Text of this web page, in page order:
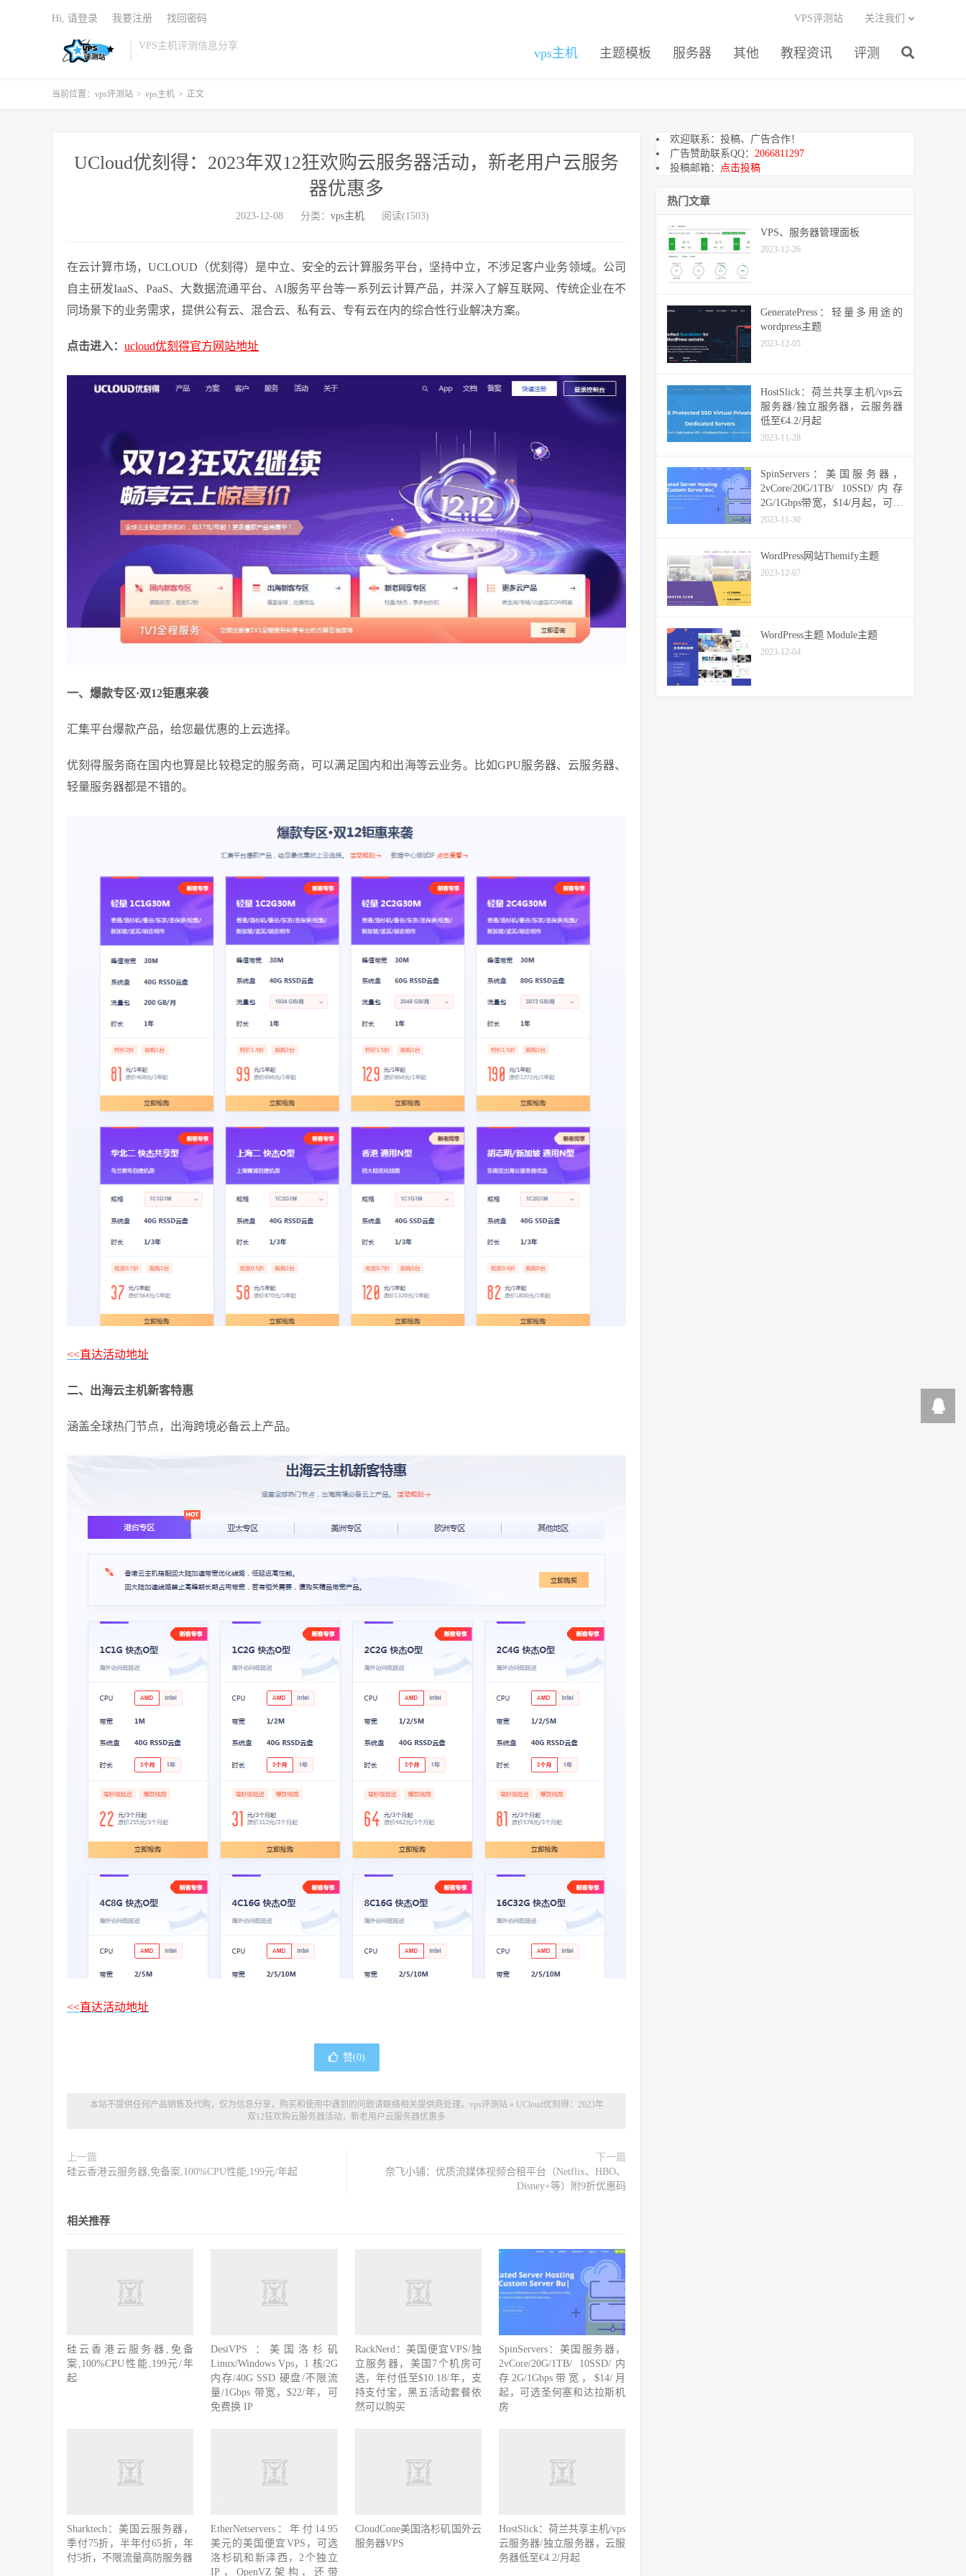
VPS主机评测信息分享
vps主机 主题模板 服务器 其他 教程资讯 评测
VPS评测站 关注我们
Hi, 请登录 我要注册 找回密码
当前位置： vps评测站 > vps主机 > 正文
UCloud优刻得：2023年双12狂欢购云服务器活动，新老用户云服务
器优惠多
2023-12-08 分类： vps主机 阅读(1503)
在云计算市场，UCLOUD（优刻得）是中立、安全的云计算服务平台，坚持中立，不涉足客户业务领域。公司
自主研发IaaS、PaaS、大数据流通平台、AI服务平台等一系列云计算产品，并深入了解互联网、传统企业在不
同场景下的业务需求，提供公有云、混合云、私有云、专有云在内的综合性行业解决方案。
点击进入： ucloud优刻得官方网站地址
一、爆款专区·双12钜惠来袭
汇集平台爆款产品，给您最优惠的上云选择。
优刻得服务商在国内也算是比较稳定的服务商，可以满足国内和出海等云业务。比如GPU服务器、云服务器、
轻量服务器都是不错的。
<<直达活动地址
二、出海云主机新客特惠
涵盖全球热门节点，出海跨境必备云上产品。
<<直达活动地址
赞(0)
本站不提供任何产品销售及代购，仅为信息分享，购买和使用中遇到的问题请联络相关提供商处理。 vps评测站» UCloud优刻得：2023年
双12狂欢购云服务器活动，新老用户云服务器优惠多
上一篇
硅云香港云服务器,免备案,100%CPU性能,199元/年起
下一篇
奈飞小铺：优质流媒体视频合租平台（Netflix、HBO、
Disney+等）附9折优惠码
相关推荐
硅云香港云服务器,免备
案,100%CPU性能,199元/年
起
DesiVPS ：美国洛杉矶
Linux/Windows Vps，1 核/2G
内存/40G SSD 硬盘/不限流
量/1Gbps 带宽，$22/年，可
免费换 IP
RackNerd：美国便宜VPS/独
立服务器，美国7个机房可
选，年付低至$10.18/年，支
持支付宝，黑五活动套餐依
然可以购买
SpinServers：美国服务器，
2vCore/20G/1TB/ 10SSD/内
存2G/1Gbps带宽，$14/月
起，可选圣何塞和达拉斯机
房
Sharktech：美国云服务器，
季付75折，半年付65折，年
付5折，不限流量高防服务器
EtherNetservers：年付14.95
美元的美国便宜VPS，可选
洛杉矶和新泽西，2个独立
IP，OpenVZ架构，还带
CloudCone美国洛杉矶国外云
服务器VPS
HostSlick：荷兰共享主机/vps
云服务器/独立服务器，云服
务器低至€4.2/月起
欢迎联系：投稿、广告合作！
广告赞助联系QQ： 2066811297
投稿邮箱： 点击投稿
热门文章
VPS、服务器管理面板
2023-12-26
GeneratePress：轻量多用途的
wordpress主题
2023-12-05
HostSlick：荷兰共享主机/vps云
服务器/独立服务器，云服务器
低至€4.2/月起
2023-11-28
SpinServers：美国服务器，
2vCore/20G/1TB/ 10SSD/内存
2G/1Gbps带宽，$14/月起，可选
圣何塞和达拉斯机房
2023-11-30
WordPress网站Themify主题
2023-12-07
WordPress主题 Module主题
2023-12-04